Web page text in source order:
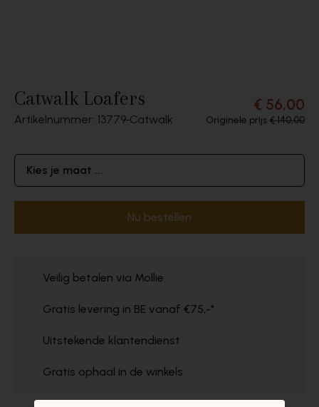
Catwalk Loafers
Artikelnummer: 13779 Catwalk
€ 56,00
Originele prijs€ 140,00
Kies je maat ...
Nu bestellen
Veilig betalen via Mollie
Gratis levering in BE vanaf €75,-*
Uitstekende klantendienst
Gratis ophaal in de winkels